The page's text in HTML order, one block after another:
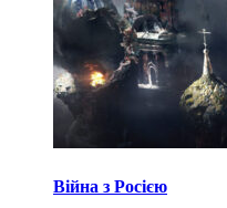
Війна з Росією